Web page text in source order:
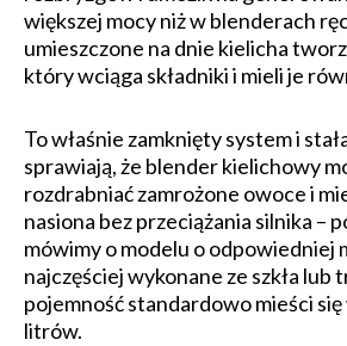
większej mocy niż w blenderach
umieszczone na dnie kielicha
który wciąga składniki i mieli je
To właśnie zamknięty system i
sprawiają, że blender kielichowy
rozdrabniać zamrożone owoce i
nasiona bez przeciążania silnika –
mówimy o modelu o odpowiedniej
najczęściej wykonane ze szkła lub
pojemność standardowo mieści
litrów.